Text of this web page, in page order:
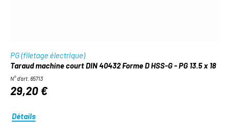
PG (filetage électrique)
Taraud machine court DIN 40432 Forme D HSS-G - PG 13.5 x 18
N° d'art. 65713
29,20 €
Détails